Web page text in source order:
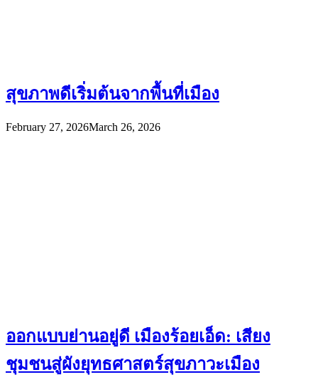
สุขภาพดีเริ่มต้นจากพื้นที่เมือง
February 27, 2026March 26, 2026
ออกแบบย่านอยู่ดี เมืองร้อยเอ็ด: เสียง
ชุมชนสู่ผังยุทธศาสตร์สุขภาวะเมือง